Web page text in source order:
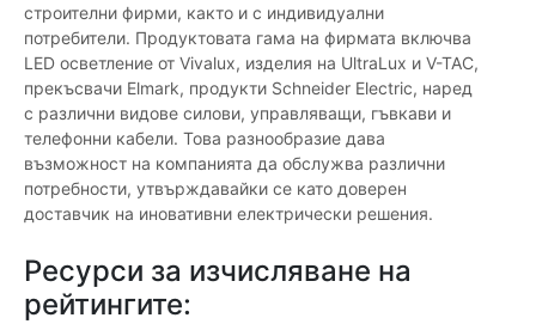
строителни фирми, както и с индивидуални
потребители. Продуктовата гама на фирмата включва
LED осветление от Vivalux, изделия на UltraLux и V-TAC,
прекъсвачи Elmark, продукти Schneider Electric, наред
с различни видове силови, управляващи, гъвкави и
телефонни кабели. Това разнообразие дава
възможност на компанията да обслужва различни
потребности, утвърждавайки се като доверен
доставчик на иновативни електрически решения.
Ресурси за изчисляване на
рейтингите: